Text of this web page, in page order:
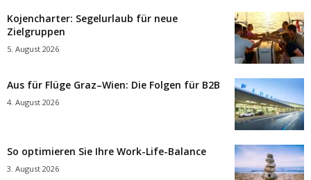
Kojencharter: Segelurlaub für neue
Zielgruppen
5. August 2026
Aus für Flüge Graz–Wien: Die Folgen für B2B
4. August 2026
So optimieren Sie Ihre Work-Life-Balance
3. August 2026